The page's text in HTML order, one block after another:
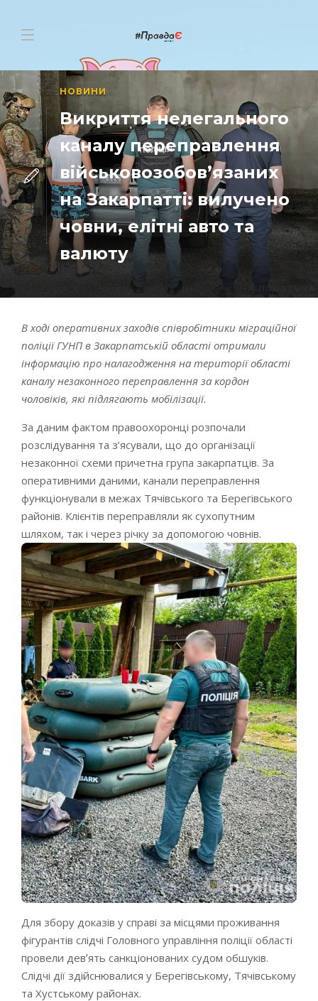
НОВИНИ
Викриття нелегального
каналу переправлення
військовозобов’язаних
на Закарпатті: вилучено
човни, елітні авто та
валюту
В ході оперативних заходів співробітники міграційної
поліції ГУНП в Закарпатській області отримали
інформацію про налагодження на території області
каналу незаконного переправлення за кордон
чоловіків, які підлягають мобілізації.
За даним фактом правоохоронці розпочали
розслідування та з’ясували, що до організації
незаконної схеми причетна група закарпатців. За
оперативними даними, канали переправлення
функціонували в межах Тячівського та Берегівського
районів. Клієнтів переправляли як сухопутним
шляхом, так і через річку за допомогою човнів.
Для збору доказів у справі за місцями проживання
фігурантів слідчі Головного управління поліції області
провели девʼять санкціонованих судом обшуків.
Слідчі дії здійснювалися у Берегівському, Тячівському
та Хустському районах.